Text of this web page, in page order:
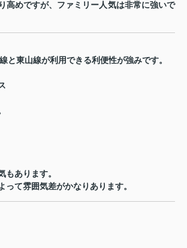
高めですが、ファミリー人気は非常に強いで
と東山線が利用できる利便性が強みです。
もあります。
って雰囲気差がかなりあります。